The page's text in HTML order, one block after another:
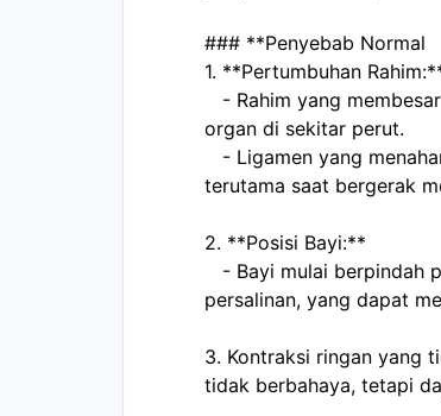
### **Penyebab Normal
1. **Pertumbuhan
organ di sekitar perut.
terutama saat bergerak
2. **Posisi Bayi:**
persalinan, yang dapat
3. Kontraksi ringan yang
tidak berbahaya, tetapi